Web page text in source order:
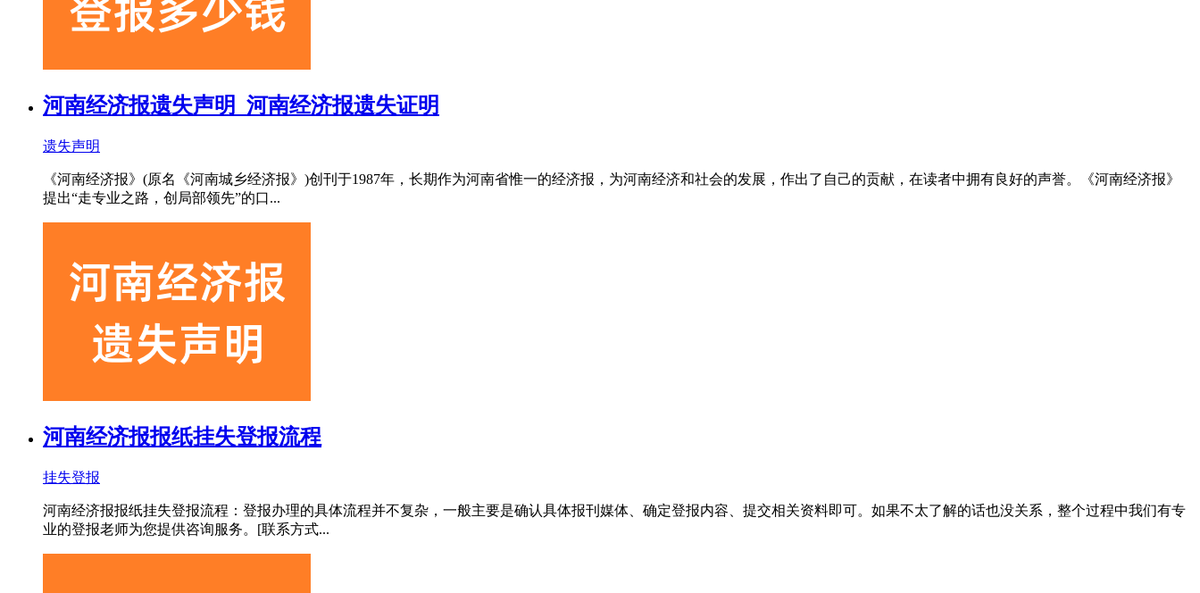
河南经济报遗失声明_河南经济报遗失证明
遗失声明
《河南经济报》(原名《河南城乡经济报》)创刊于1987年，长期作为河南省惟一的经济报，为河南经济和社会的发展，作出了自己的贡献，在读者中拥有良好的声誉。《河南经济报》
提出“走专业之路，创局部领先”的口...
河南经济报报纸挂失登报流程
挂失登报
河南经济报报纸挂失登报流程：登报办理的具体流程并不复杂，一般主要是确认具体报刊媒体、确定登报内容、提交相关资料即可。如果不太了解的话也没关系，整个过程中我们有专
业的登报老师为您提供咨询服务。[联系方式...